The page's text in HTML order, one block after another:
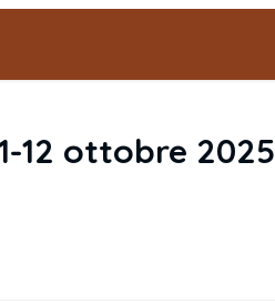
12 ottobre 2025